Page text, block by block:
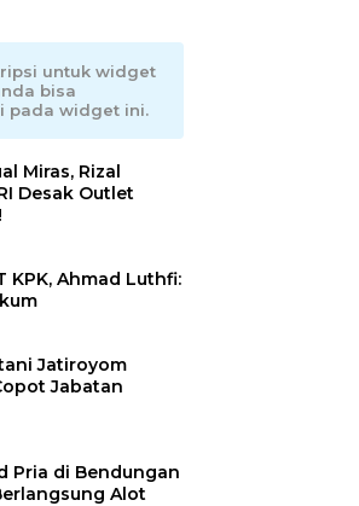
untuk widget
bisa
pada widget ini.
Miras, Rizal
Desak Outlet
KPK, Ahmad Luthfi:
Jatiroyom
Jabatan
Pria di Bendungan
Alot